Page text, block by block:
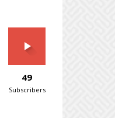
49
Subscribers